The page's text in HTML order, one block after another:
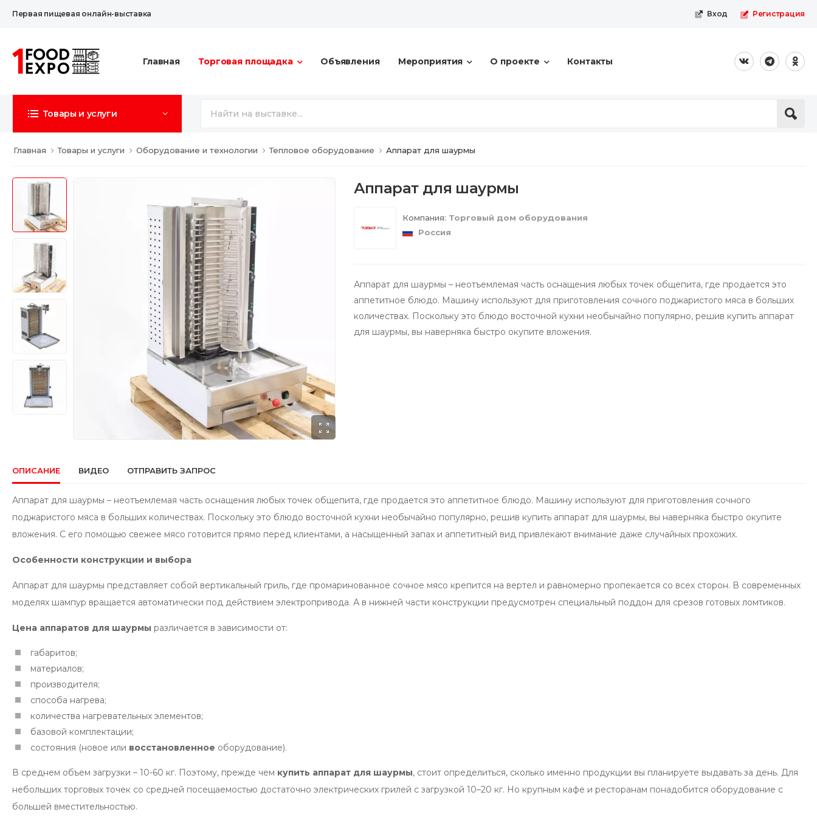
Первая пищевая онлайн-выставка Вход Регистрация
Главная Торговая площадка Объявления Мероприятия О проекте Контакты
Товары и услуги
Главная Товары и услуги Оборудование и технологии Тепловое оборудование Аппарат для шаурмы
Аппарат для шаурмы
Компания: Торговый дом оборудования
Россия
Аппарат для шаурмы – неотъемлемая часть оснащения любых точек общепита, где продается это
аппетитное блюдо. Машину используют для приготовления сочного поджаристого мяса в больших
количествах. Поскольку это блюдо восточной кухни необычайно популярно, решив купить аппарат
для шаурмы, вы наверняка быстро окупите вложения.
ОПИСАНИЕ ВИДЕО ОТПРАВИТЬ ЗАПРОС
Аппарат для шаурмы – неотъемлемая часть оснащения любых точек общепита, где продается это аппетитное блюдо. Машину используют для приготовления сочного
поджаристого мяса в больших количествах. Поскольку это блюдо восточной кухни необычайно популярно, решив купить аппарат для шаурмы, вы наверняка быстро окупите
вложения. С его помощью свежее мясо готовится прямо перед клиентами, а насыщенный запах и аппетитный вид привлекают внимание даже случайных прохожих.
Особенности конструкции и выбора
Аппарат для шаурмы представляет собой вертикальный гриль, где промаринованное сочное мясо крепится на вертел и равномерно пропекается со всех сторон. В современных
моделях шампур вращается автоматически под действием электропривода. А в нижней части конструкции предусмотрен специальный поддон для срезов готовых ломтиков.
Цена аппаратов для шаурмы различается в зависимости от:
габаритов;
материалов;
производителя;
способа нагрева;
количества нагревательных элементов;
базовой комплектации;
состояния (новое или восстановленное оборудование).
В среднем объем загрузки – 10-60 кг. Поэтому, прежде чем купить аппарат для шаурмы, стоит определиться, сколько именно продукции вы планируете выдавать за день. Для
небольших торговых точек со средней посещаемостью достаточно электрических грилей с загрузкой 10–20 кг. Но крупным кафе и ресторанам понадобится оборудование с
большей вместительностью.